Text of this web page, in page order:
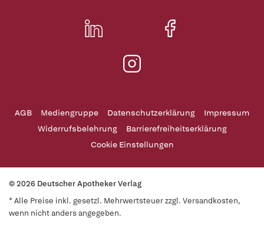
AGB Mediengruppe Datenschutzerklärung
Impressum
Widerrufsbelehrung
Barrierefreiheitserklärung
Cookie Einstellungen
© 2026 Deutscher Apotheker Verlag
* Alle Preise inkl. gesetzl. Mehrwertsteuer zzgl. Versandkosten,
wenn nicht anders angegeben.